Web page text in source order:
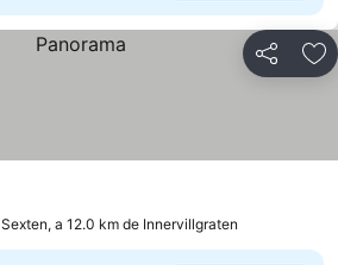
Partilhar
Sexten, a 12.0 km de Innervillgraten